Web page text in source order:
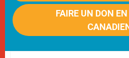
FAIRE UN DON